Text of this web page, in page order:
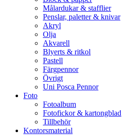
Målardukar & stafflier
Penslar, paletter & knivar
Akryl
Olja
Akvarell
Blyerts & ritkol
Pastell
Färgpennor
Övrigt
Uni Posca Pennor
Foto
Fotoalbum
Fotofickor & kartongblad
Tillbehör
Kontorsmaterial